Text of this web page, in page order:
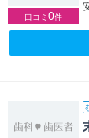
口コミ 0件